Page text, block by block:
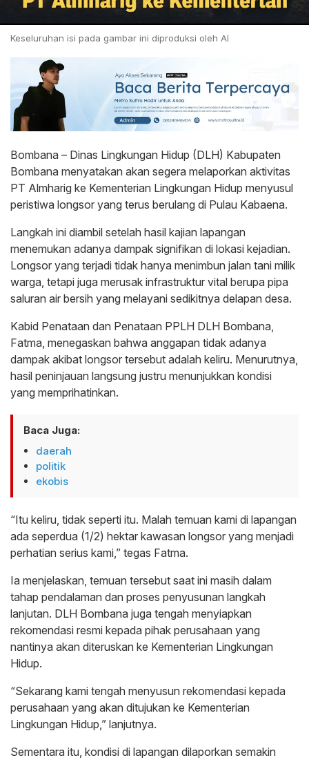
Keseluruhan isi pada gambar ini diproduksi oleh AI
Bombana – Dinas Lingkungan Hidup (DLH) Kabupaten
Bombana menyatakan akan segera melaporkan aktivitas
PT Almharig ke Kementerian Lingkungan Hidup menyusul
peristiwa longsor yang terus berulang di Pulau Kabaena.
Langkah ini diambil setelah hasil kajian lapangan
menemukan adanya dampak signifikan di lokasi kejadian.
Longsor yang terjadi tidak hanya menimbun jalan tani milik
warga, tetapi juga merusak infrastruktur vital berupa pipa
saluran air bersih yang melayani sedikitnya delapan desa.
Kabid Penataan dan Penataan PPLH DLH Bombana,
Fatma, menegaskan bahwa anggapan tidak adanya
dampak akibat longsor tersebut adalah keliru. Menurutnya,
hasil peninjauan langsung justru menunjukkan kondisi
yang memprihatinkan.
Baca Juga:
daerah
politik
ekobis
“Itu keliru, tidak seperti itu. Malah temuan kami di lapangan
ada seperdua (1/2) hektar kawasan longsor yang menjadi
perhatian serius kami,” tegas Fatma.
Ia menjelaskan, temuan tersebut saat ini masih dalam
tahap pendalaman dan proses penyusunan langkah
lanjutan. DLH Bombana juga tengah menyiapkan
rekomendasi resmi kepada pihak perusahaan yang
nantinya akan diteruskan ke Kementerian Lingkungan
Hidup.
“Sekarang kami tengah menyusun rekomendasi kepada
perusahaan yang akan ditujukan ke Kementerian
Lingkungan Hidup,” lanjutnya.
Sementara itu, kondisi di lapangan dilaporkan semakin